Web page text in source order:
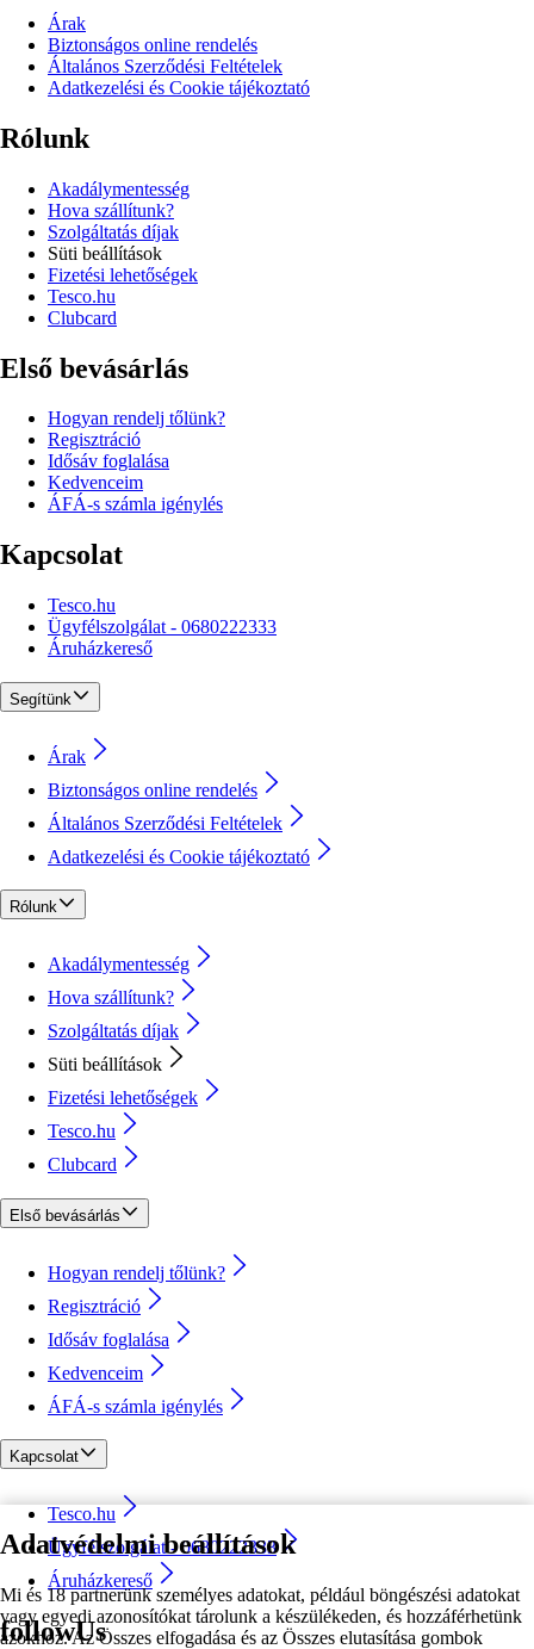
Adatvédelmi beállítások
Mi és 18 partnerünk személyes adatokat, például böngészési adatokat
vagy egyedi azonosítókat tárolunk a készülékeden, és hozzáférhetünk
azokhoz. Az Összes elfogadása és az Összes elutasítása gombok
Árak
Biztonságos online rendelés
Általános Szerződési Feltételek
Adatkezelési és Cookie tájékoztató
Rólunk
Akadálymentesség
Hova szállítunk?
Szolgáltatás díjak
Süti beállítások
Fizetési lehetőségek
Tesco.hu
Clubcard
Első bevásárlás
Hogyan rendelj tőlünk?
Regisztráció
Idősáv foglalása
Kedvenceim
ÁFÁ-s számla igénylés
Kapcsolat
Tesco.hu
Ügyfélszolgálat - 0680222333
Áruházkereső
Segítünk
Árak
Biztonságos online rendelés
Általános Szerződési Feltételek
Adatkezelési és Cookie tájékoztató
Rólunk
Akadálymentesség
Hova szállítunk?
Szolgáltatás díjak
Süti beállítások
Fizetési lehetőségek
Tesco.hu
Clubcard
Első bevásárlás
Hogyan rendelj tőlünk?
Regisztráció
Idősáv foglalása
Kedvenceim
ÁFÁ-s számla igénylés
Kapcsolat
Tesco.hu
Ügyfélszolgálat - 0680222333
Áruházkereső
followUs